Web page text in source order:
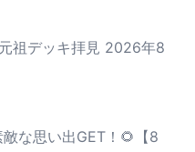
祖デッキ拝見 2026年8
な思い出GET！🌻【8